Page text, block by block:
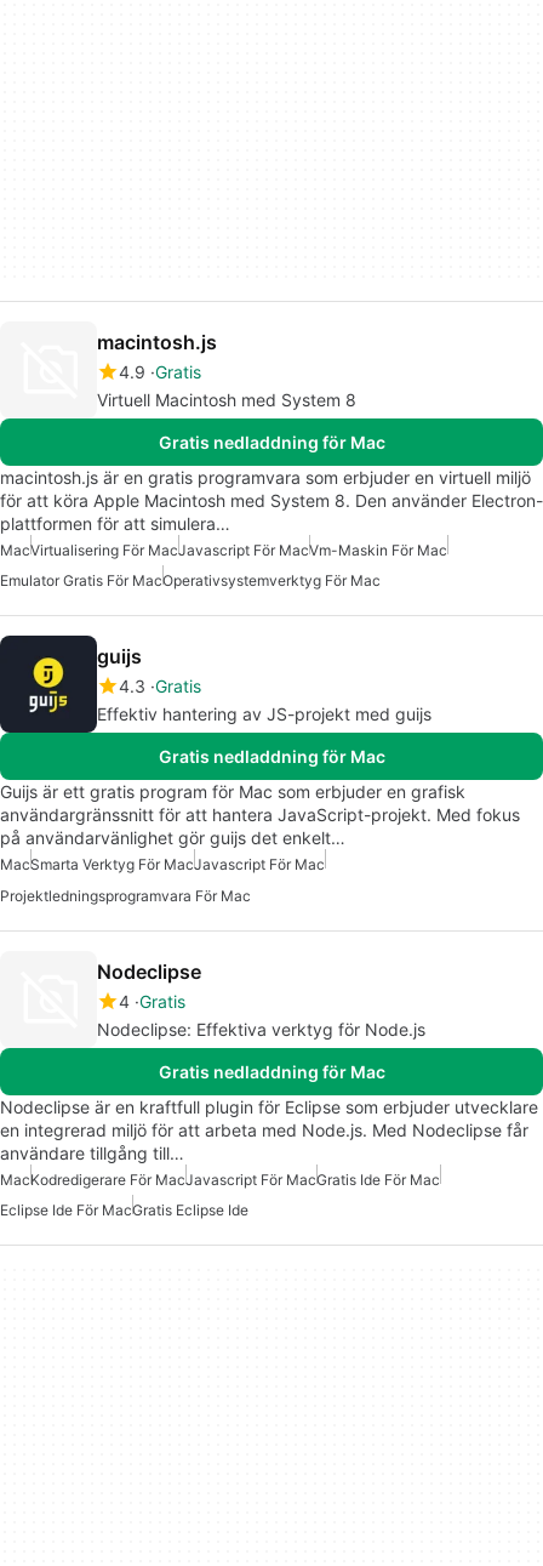
macintosh.js
4.9 Gratis
Virtuell Macintosh med System 8
Gratis nedladdning för Mac
macintosh.js är en gratis programvara som erbjuder en virtuell miljö
för att köra Apple Macintosh med System 8. Den använder Electron-
plattformen för att simulera…
MacVirtualisering För MacJavascript För MacVm-Maskin För Mac
Emulator Gratis För MacOperativsystemverktyg För Mac
guijs
4.3 Gratis
Effektiv hantering av JS-projekt med guijs
Gratis nedladdning för Mac
Guijs är ett gratis program för Mac som erbjuder en grafisk
användargränssnitt för att hantera JavaScript-projekt. Med fokus
på användarvänlighet gör guijs det enkelt…
MacSmarta Verktyg För MacJavascript För Mac
Projektledningsprogramvara För Mac
Nodeclipse
4 Gratis
Nodeclipse: Effektiva verktyg för Node.js
Gratis nedladdning för Mac
Nodeclipse är en kraftfull plugin för Eclipse som erbjuder utvecklare
en integrerad miljö för att arbeta med Node.js. Med Nodeclipse får
användare tillgång till…
MacKodredigerare För MacJavascript För MacGratis Ide För Mac
Eclipse Ide För MacGratis Eclipse Ide